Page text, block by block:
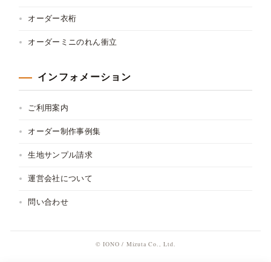
オーダー衣桁
オーダーミニのれん衝立
インフォメーション
ご利用案内
オーダー制作事例集
生地サンプル請求
運営会社について
問い合わせ